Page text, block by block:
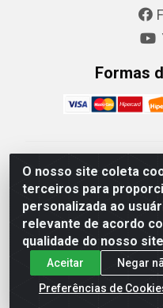
O nosso site coleta
terceiros para
personalizada ao
relevante de acordo
qualidade do nosso
Aceitar
Negar
Preferências de
Formas
Camaquã Distribuidora
Hanquet, 1001 -
Camaquã/RS -